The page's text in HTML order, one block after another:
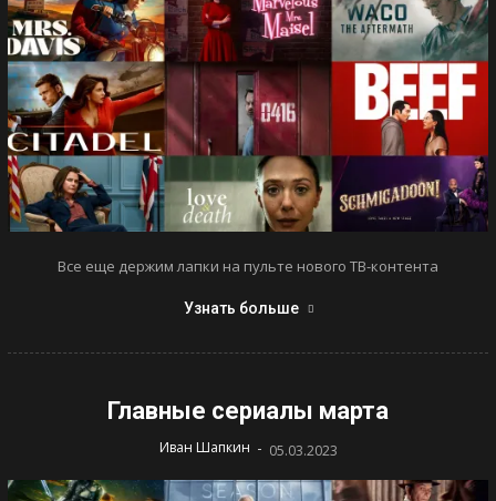
Все еще держим лапки на пульте нового ТВ-контента
Узнать больше
Главные сериалы марта
Иван Шапкин - 05.03.2023